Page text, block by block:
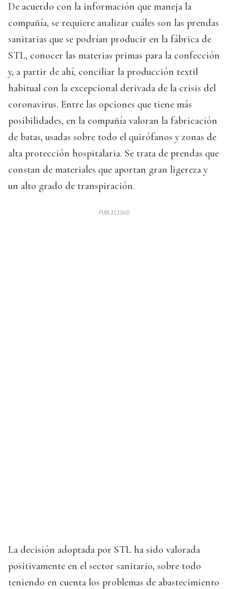
De acuerdo con la información que maneja la
compañía, se requiere analizar cuáles son las prendas
sanitarias que se podrían producir en la fábrica de
STL, conocer las materias primas para la confección
y, a partir de ahí, conciliar la producción textil
habitual con la excepcional derivada de la crisis del
coronavirus. Entre las opciones que tiene más
posibilidades, en la compañía valoran la fabricación
de batas, usadas sobre todo el quirófanos y zonas de
alta protección hospitalaria. Se trata de prendas que
constan de materiales que aportan gran ligereza y
un alto grado de transpiración.
La decisión adoptada por STL ha sido valorada
positivamente en el sector sanitario, sobre todo
teniendo en cuenta los problemas de abastecimiento